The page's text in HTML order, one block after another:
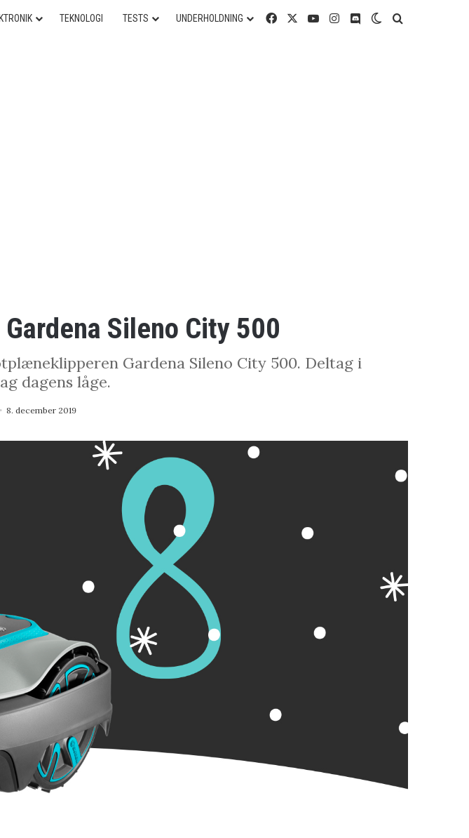
TEKNOLOGI TESTS UNDERHOLDNING FacebookYouTubeInstagram
DiscordSwitch skin
Sileno City 500
Gardena Sileno City 500. Deltag i
dagens låge.
8. december 2019